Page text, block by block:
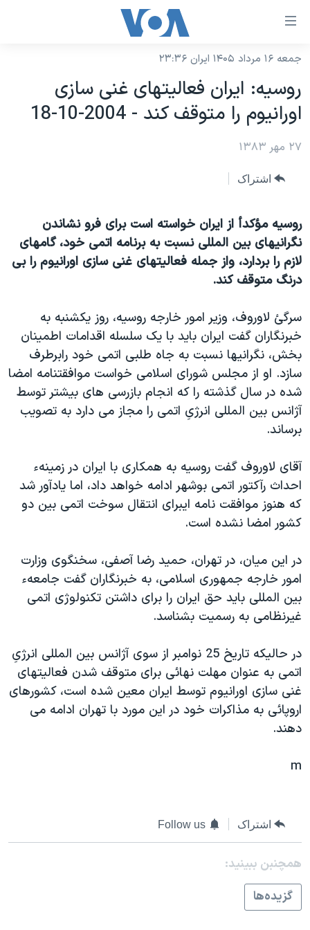
لینکهای
دسترسی
جهش
به
محتوای
اصلی
جهش
به
جستجو
نسخه سبک وب‌سایت
موضوع ها
ایران
آمریکا
ورزشی
گزیده‌ها
ویژه برنامه‌ها
فرهنگ و زندگی
حقوق شهروندی
اقتصادی
علم و فناوری
اسرائیل در جنگ
آرشیو پخش زنده
برنامه های تلویزیونی
جدول برنامه ها
جام جهانی ۲۰۲۶
عملیات خشم حماسی
۲۵۰سالگی آمریکا
مستندها
انتخابات ریاست جمهوری آمریکا ۲۰۲۴
حمله جمهوری اسلامی به اسرائیل
رمز مهسا
ورزش زنان در ایران
مجموعه مستندهای دادخواهی
تریبونال مردمی آبان ۹۸
دادگاه حمید نوری
قانون شفافیت دارائی کادر رهبری ایران
اعتراضات مردمی آبان ۹۸
اسرائیل در جنگ
نرگس محمدی برنده جایزه نوبل صلح
همایش محافظه‌کاران آمریکا «سی‌پک»
صفحه‌های ویژه
فرکانس‌های صدای آمریکا
پخش رادیویی
یادگیری زبان انگلیسی
دنبال کنید
زبانهای مختلف
جمعه ۱۶ مرداد ۱۴۰۵ ایران ۲۳:۳۶
روسيه: ايران فعاليتهای غنی سازی
اورانيوم را متوقف کند - 2004-10-18
۲۷ مهر ۱۳۸۳
اشتراک
روسيه مؤکدأ از ايران خواسته است برای فرو نشاندن
نگرانيهای بين المللی نسبت به برنامه اتمی خود، گامهای
لازم را بردارد، واز جمله فعاليتهای غنی سازی اورانيوم را بی
درنگ متوقف کند.
سرگئ لاوروف، وزير امور خارجه روسيه، روز يکشنبه به
خبرنگاران گفت ايران بايد با يک سلسله اقدامات اطمينان
بخش، نگرانيها نسبت به جاه طلبی اتمی خود رابرطرف
سازد. او از مجلس شورای اسلامی خواست موافقتنامه امضا
شده در سال گذشته را که انجام بازرسی های بيشتر توسط
آژانس بين المللی انرژیِ اتمی را مجاز می دارد به تصويب
برساند.
آقای لاوروف گفت روسيه به همکاری با ايران در زمينهء
احداث رآکتور اتمی بوشهر ادامه خواهد داد، اما يادآور شد
که هنوز موافقت نامه ایبرای انتقال سوخت اتمی بين دو
کشور امضا نشده است.
در اين ميان، در تهران، حميد رضا آصفی، سخنگوی وزارت
امور خارجه جمهوری اسلامی، به خبرنگاران گفت جامعهء
بين المللی بايد حق ايران را برای داشتن تکنولوژی اتمی
غيرنظامی به رسميت بشناسد.
در حاليکه تاريخ 25 نوامبر از سوی آژانس بين المللی انرژیِ
اتمی به عنوان مهلت نهائی برای متوقف شدن فعاليتهای
غنی سازی اورانيوم توسط ايران معين شده است، کشورهای
اروپائی به مذاکرات خود در اين مورد با تهران ادامه می
دهند.
m
اشتراک Follow us
همچنبن ببینید:
گزيده‌ها